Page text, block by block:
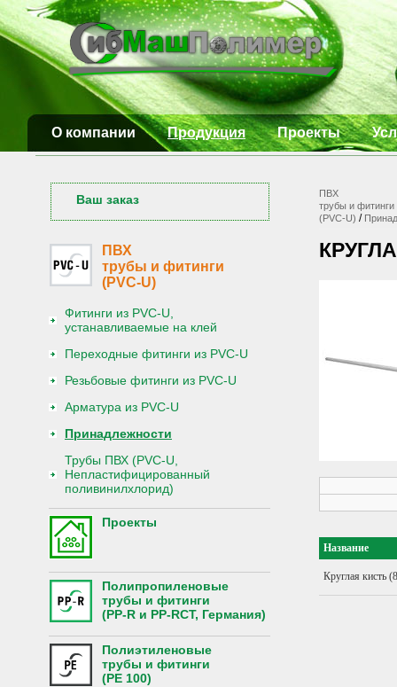
О компании Продукция Проекты
Ваш заказ
ПВХ
трубы и фитинги
(PVC-U)
Фитинги из PVC-U,
устанавливаемые на клей
Переходные фитинги из PVC-U
Резьбовые фитинги из PVC-U
Арматура из PVC-U
Принадлежности
Трубы ПВХ (PVC-U,
Непластифицированный
поливинилхлорид)
Проекты
Полипропиленовые
трубы и фитинги
(PP-R и PP-RCT, Германия)
Полиэтиленовые
трубы и фитинги
(PE 100)
ПВХ
трубы и фитинги
(PVC-U) /
Название
Круглая кисть